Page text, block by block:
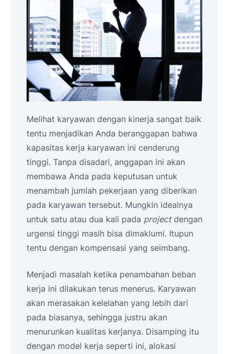
Melihat karyawan dengan kinerja sangat baik
tentu menjadikan Anda beranggapan bahwa
kapasitas kerja karyawan ini cenderung
tinggi. Tanpa disadari, anggapan ini akan
membawa Anda pada keputusan untuk
menambah jumlah pekerjaan yang diberikan
pada karyawan tersebut. Mungkin idealnya
untuk satu atau dua kali pada projectdengan
urgensi tinggi masih bisa dimaklumi. Itupun
tentu dengan kompensasi yang seimbang.
Menjadi masalah ketika penambahan beban
kerja ini dilakukan terus menerus. Karyawan
akan merasakan kelelahan yang lebih dari
pada biasanya, sehingga justru akan
menurunkan kualitas kerjanya. Disamping itu
dengan model kerja seperti ini, alokasi